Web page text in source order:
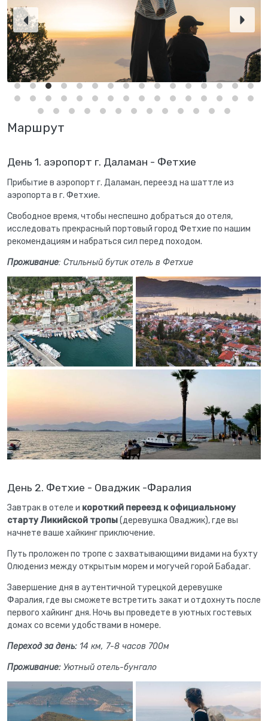
Маршрут
День 1. аэропорт г. Даламан - Фетхие
Прибытие в аэропорт г. Даламан, переезд на шаттле из
аэропорта в г. Фетхие.
Свободное время, чтобы неспешно добраться до отеля,
исследовать прекрасный портовый город Фетхие по нашим
рекомендациям и набраться сил перед походом.
Проживание: Стильный бутик отель в Фетхие
День 2. Фетхие - Оваджик -Фаралия
Завтрак в отеле и короткий переезд к официальному
старту Ликийской тропы(деревушка Оваджик), где вы
начнете ваше хайкинг приключение.
Путь проложен по тропе с захватывающими видами на бухту
Олюдениз между открытым морем и могучей горой Бабадаг.
Завершение дня в аутентичной турецкой деревушке
Фаралия, где вы сможете встретить закат и отдохнуть после
первого хайкинг дня. Ночь вы проведете в уютных гостевых
домах со всеми удобствами в номере.
Переход за день: 14 км, 7-8 часов 700м
Проживание: Уютный отель-бунгало